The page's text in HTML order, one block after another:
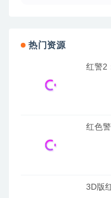
热门资源
红警2
红色
3D版